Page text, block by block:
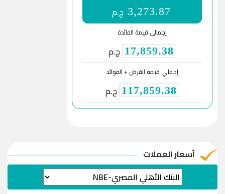
3,273.87 ج.م
إجمالي قيمة الفائدة
17,859.38 ج.م
إجمالي قيمة القرض + الفوائد
117,859.38 ج.م
آسعار العملات